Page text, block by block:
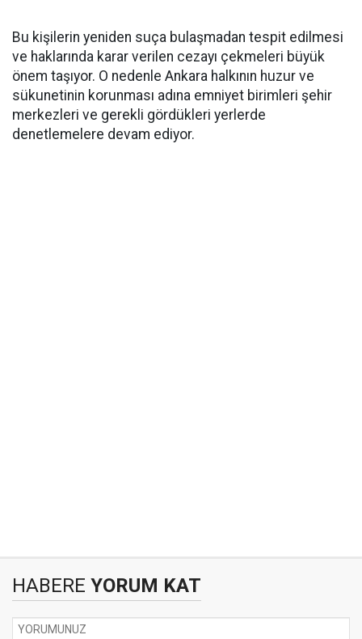
Bu kişilerin yeniden suça bulaşmadan tespit edilmesi
ve haklarında karar verilen cezayı çekmeleri büyük
önem taşıyor. O nedenle Ankara halkının huzur ve
sükunetinin korunması adına emniyet birimleri şehir
merkezleri ve gerekli gördükleri yerlerde
denetlemelere devam ediyor.
HABERE YORUM KAT